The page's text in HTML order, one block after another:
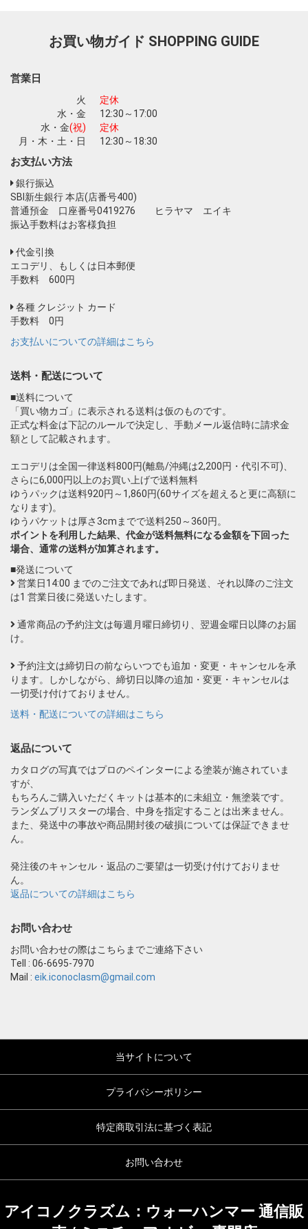
お買い物を続ける カートへ進む
お買い物ガイド SHOPPING GUIDE
営業日
火
定休
水・金
12:30～17:00
水・金(祝)
定休
月・木・土・日
12:30～18:30
お支払い方法
銀行振込
SBI新生銀行 本店(店番号400)
普通預金 口座番号0419276 ヒラヤマ エイキ
振込手数料はお客様負担
代金引換
エコデリ、もしくは日本郵便
手数料 600円
各種 クレジット カード
手数料 0円
お支払いについての詳細はこちら
送料・配送について
■送料について
「買い物カゴ」に表示される送料は仮のものです。
正式な料金は下記のルールで決定し、手動メール返信時に請求金
額として記載されます。
エコデリは全国一律送料800円(離島/沖縄は2,200円・代引不可)、
さらに6,000円以上のお買い上げで送料無料
ゆうパックは送料920円～1,860円(60サイズを超えると更に高額に
なります)。
ゆうパケットは厚さ3cmまでで送料250～360円。
ポイントを利用した結果、代金が送料無料になる金額を下回った
場合、通常の送料が加算されます。
■発送について
営業日14:00 までのご注文であれば即日発送、それ以降のご注文
は1 営業日後に発送いたします。
通常商品の予約注文は毎週月曜日締切り、翌週金曜日以降のお届
け。
予約注文は締切日の前ならいつでも追加・変更・キャンセルを承
ります。しかしながら、締切日以降の追加・変更・キャンセルは
一切受け付けておりません。
送料・配送についての詳細はこちら
返品について
カタログの写真ではプロのペインターによる塗装が施されていま
すが、
もちろんご購入いただくキットは基本的に未組立・無塗装です。
ランダムブリスターの場合、中身を指定することは出来ません。
また、発送中の事故や商品開封後の破損については保証できませ
ん。
発注後のキャンセル・返品のご要望は一切受け付けておりませ
ん。
返品についての詳細はこちら
お問い合わせ
お問い合わせの際はこちらまでご連絡下さい
Tell : 06-6695-7970
Mail : eik.iconoclasm@gmail.com
当サイトについて
プライバシーポリシー
特定商取引法に基づく表記
お問い合わせ
アイコノクラズム：ウォーハンマー 通信販